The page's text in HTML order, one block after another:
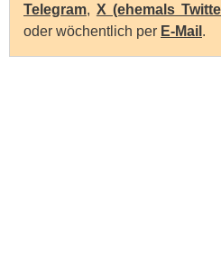
Telegram, X (ehemals
oder wöchentlich per E-Mail .